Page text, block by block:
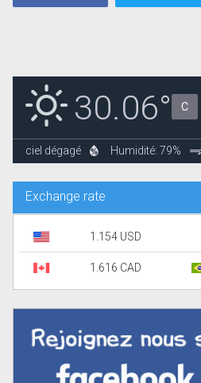
30.06° C
ciel dégagé Humidité: 79%
Exchange rate
1.154 USD
1.616 CAD